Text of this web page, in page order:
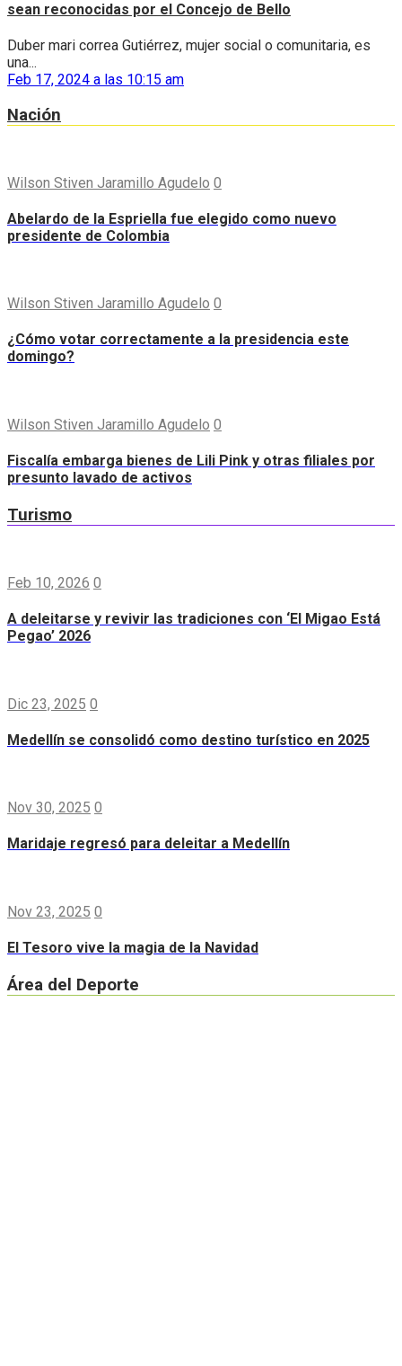
sean reconocidas por el Concejo de Bello
Duber mari correa Gutiérrez, mujer social o comunitaria, es
una...
Feb 17, 2024 a las 10:15 am
Nación
Wilson Stiven Jaramillo Agudelo 0
Abelardo de la Espriella fue elegido como nuevo
presidente de Colombia
Wilson Stiven Jaramillo Agudelo 0
¿Cómo votar correctamente a la presidencia este
domingo?
Wilson Stiven Jaramillo Agudelo 0
Fiscalía embarga bienes de Lili Pink y otras filiales por
presunto lavado de activos
Turismo
Feb 10, 2026 0
A deleitarse y revivir las tradiciones con ‘El Migao Está
Pegao’ 2026
Dic 23, 2025 0
Medellín se consolidó como destino turístico en 2025
Nov 30, 2025 0
Maridaje regresó para deleitar a Medellín
Nov 23, 2025 0
El Tesoro vive la magia de la Navidad
Área del Deporte